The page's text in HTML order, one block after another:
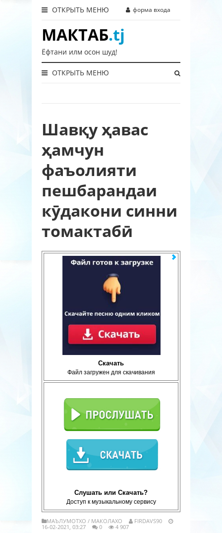
ОТКРЫТЬ МЕНЮ форма входа
МАКТАБ.tj
Ёфтани илм осон шуд!
ОТКРЫТЬ МЕНЮ
Шавқу ҳавас
ҳамчун
фаъолияти
пешбарандаи
кӯдакони синни
томактабӣ
Скачать
Файл загружен для скачивания
Слушать или Скачать?
Доступ к музыкальному сервису
МАЪЛУМОТХО / МАКОЛАХО
FIRDAVS90
16-02-2021, 03:27
0 4 907